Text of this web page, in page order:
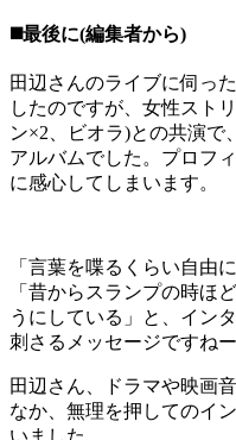
◼️最後に(編集者から)
田辺さんのライブに伺っ
したのですが、女性スト
ン×2、ビオラ)との共演で
アルバムでした。プロフ
に感心してしまいます。
「言葉を喋るくらい自由
「昔からスランプの時ほ
うにしている」と、イン
刺さるメッセージですねー
田辺さん、ドラマや映画
なか、無理を押してのイ
いました。